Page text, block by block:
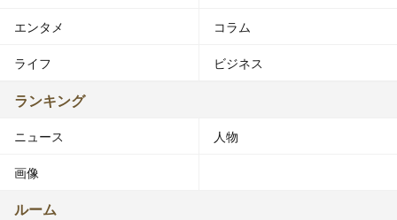
エンタメ コラム
ライフ ビジネス
ランキング
ニュース 人物
画像
ルーム